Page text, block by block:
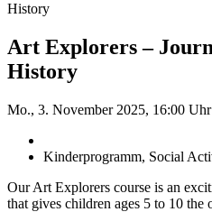
History
Art Explorers –
History
Mo., 3. November 2025, 16:00 Uhr
Kinderprogramm, Social
Our Art Explorers course is an
that gives children ages 5 to 10